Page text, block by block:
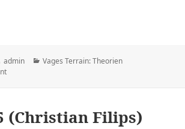
Author
admin Categories
Vages Terrain: Theorien
(Christian Filips)